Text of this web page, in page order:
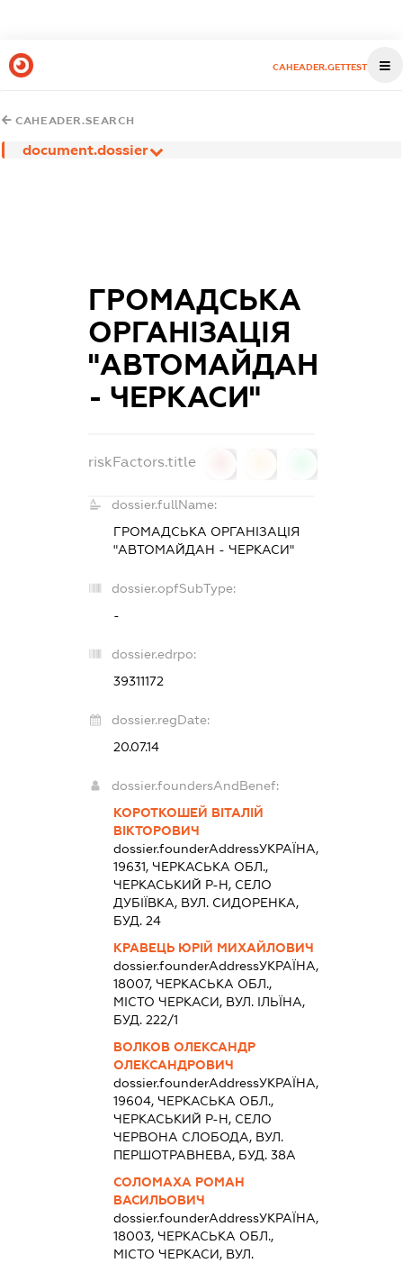
CAHEADER.GETTEST
CAHEADER.SEARCH
document.dossier
ГРОМАДСЬКА
ОРГАНІЗАЦІЯ
"АВТОМАЙДАН
- ЧЕРКАСИ"
riskFactors.title
dossier.fullName:
ГРОМАДСЬКА ОРГАНІЗАЦІЯ
"АВТОМАЙДАН - ЧЕРКАСИ"
dossier.opfSubType:
-
dossier.edrpo:
39311172
dossier.regDate:
20.07.14
dossier.foundersAndBenef:
КОРОТКОШЕЙ ВІТАЛІЙ
ВІКТОРОВИЧ
dossier.founderAddressУКРАЇНА,
19631, ЧЕРКАСЬКА ОБЛ.,
ЧЕРКАСЬКИЙ Р-Н, СЕЛО
ДУБІЇВКА, ВУЛ. СИДОРЕНКА,
БУД. 24
КРАВЕЦЬ ЮРІЙ МИХАЙЛОВИЧ
dossier.founderAddressУКРАЇНА,
18007, ЧЕРКАСЬКА ОБЛ.,
МІСТО ЧЕРКАСИ, ВУЛ. ІЛЬЇНА,
БУД. 222/1
ВОЛКОВ ОЛЕКСАНДР
ОЛЕКСАНДРОВИЧ
dossier.founderAddressУКРАЇНА,
19604, ЧЕРКАСЬКА ОБЛ.,
ЧЕРКАСЬКИЙ Р-Н, СЕЛО
ЧЕРВОНА СЛОБОДА, ВУЛ.
ПЕРШОТРАВНЕВА, БУД. 38А
СОЛОМАХА РОМАН
ВАСИЛЬОВИЧ
dossier.founderAddressУКРАЇНА,
18003, ЧЕРКАСЬКА ОБЛ.,
МІСТО ЧЕРКАСИ, ВУЛ.